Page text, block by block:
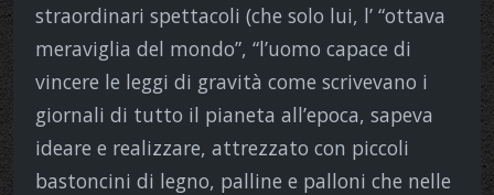
straordinari spettacoli (che solo lui, l’ “ottava
meraviglia del mondo”, “l’uomo capace di
vincere le leggi di gravità come scrivevano i
giornali di tutto il pianeta all’epoca, sapeva
ideare e realizzare, attrezzato con piccoli
bastoncini di legno, palline e palloni che nelle